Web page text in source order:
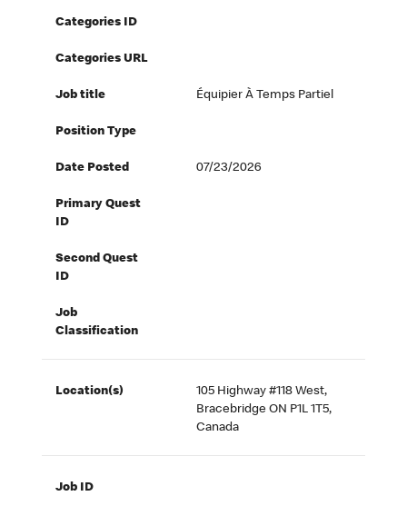
Categories ID
Categories URL
Job title Équipier À Temps Partiel
Position Type
Date Posted 07/23/2026
Primary Quest
ID
Second Quest
ID
Job
Classification
Location(s)
105 Highway #118 West,
Bracebridge ON P1L 1T5,
Canada
Job ID